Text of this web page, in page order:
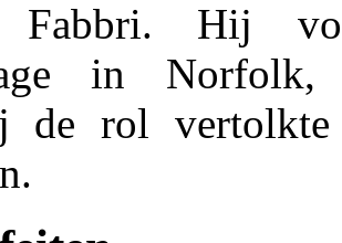
Fabbri. Hij
in Norfolk,
de rol